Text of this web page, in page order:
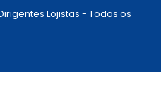
Lojistas - Todos os